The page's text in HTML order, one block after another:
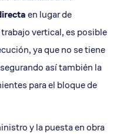
en lugar de
vertical, es posible
ya que no se tiene
así también la
para el bloque de
y la puesta en obra